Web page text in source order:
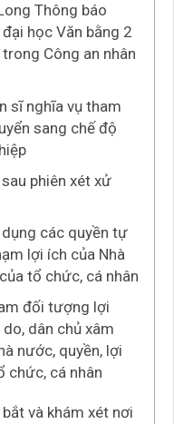
Thông báo
học Văn bằng 2
Công an nhân
sĩ nghĩa vụ tham
sang chế độ
phiên xét xử
các quyền tự
lợi ích của Nhà
tổ chức, cá nhân
đối tượng lợi
dân chủ xâm
nước, quyền, lợi
chức, cá nhân
và khám xét nơi